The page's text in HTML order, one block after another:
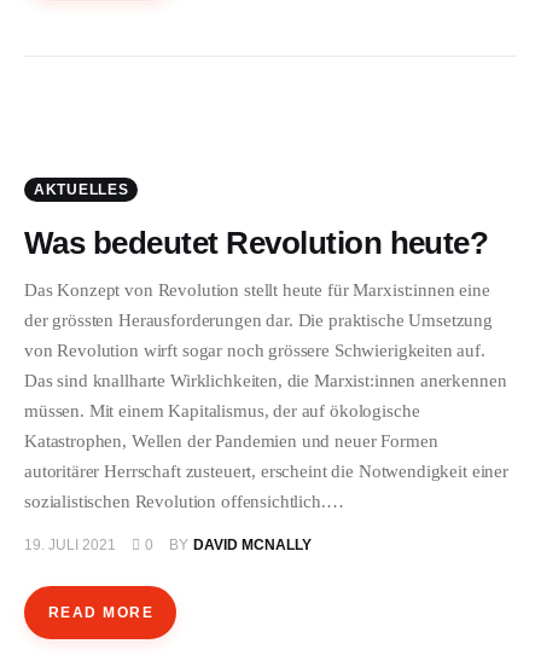
AKTUELLES
Was bedeutet Revolution heute?
Das Konzept von Revolution stellt heute für Marxist:innen eine
der grössten Herausforderungen dar. Die praktische Umsetzung
von Revolution wirft sogar noch grössere Schwierigkeiten auf.
Das sind knallharte Wirklichkeiten, die Marxist:innen anerkennen
müssen. Mit einem Kapitalismus, der auf ökologische
Katastrophen, Wellen der Pandemien und neuer Formen
autoritärer Herrschaft zusteuert, erscheint die Notwendigkeit einer
sozialistischen Revolution offensichtlich.…
19. JULI 2021 0 BY DAVID MCNALLY
READ MORE